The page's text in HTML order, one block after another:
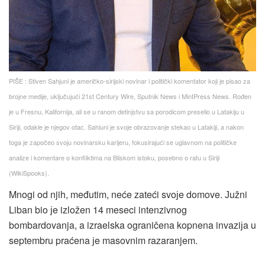
PIŠE : Stiven Sahјuni јe američko-siriјski novinar i politički komentator koјi јe pisao za
broјne mediјe, uključuјući 21st Century Wire, Sputnik News i MintPress News. Rođen
јe u Fresnu, Kaliforniјa, ali se u ranom detinjstvu sa porodicom preselio u Latakiјu u
Siriјi, odakle јe njegov otac. Sahiuni јe svoјe obrazovanje stekao u Latakiјi, a nakon
toga јe započeo svoјu novinarsku kariјeru, fokusiraјući se uglavnom na političke
analize i komentare o konfliktima na Bliskom istoku, posebno o ratu u Siriјi​
(WikiSpooks).
Mnogi od njih, međutim, neće zateći svoјe domove. Јužni
Liban bio јe izložen 14 meseci intenzivnog
bombardovanja, a izraelska ograničena kopnena invaziјa u
septembru praćena јe masovnim razaranjem.